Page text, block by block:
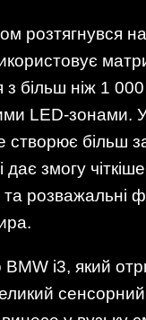
розтягнувся
з більш ніж 1
LED-зонами.
створює більш
змогу
та розважальні
BMW i3, який